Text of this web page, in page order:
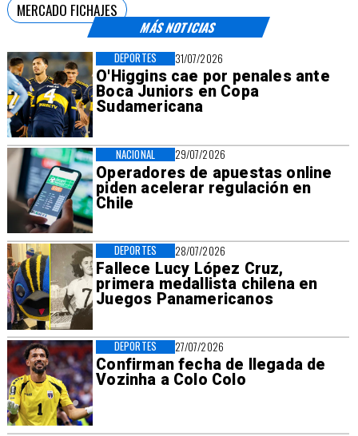
MÁS NOTICIAS
31/07/2026
O'Higgins cae por penales ante
Boca Juniors en Copa
Sudamericana
DEPORTES
29/07/2026
Operadores de apuestas online
piden acelerar regulación en
Chile
NACIONAL
28/07/2026
Fallece Lucy López Cruz,
primera medallista chilena en
Juegos Panamericanos
DEPORTES
27/07/2026
Confirman fecha de llegada de
Vozinha a Colo Colo
DEPORTES
MERCADO FICHAJES